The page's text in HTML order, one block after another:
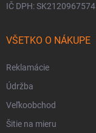
IČ DPH: SK2120967574
VŠETKO O NÁKUPE
Reklamácie
Údržba
Veľkoobchod
Šitie na mieru